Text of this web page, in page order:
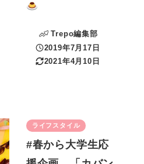
Trepo編集部
投稿日
2019年7月17日
更新日
2021年4月10日
ライフスタイル
#春から大学生応